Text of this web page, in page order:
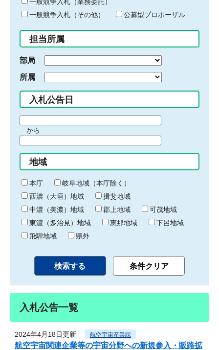
ー
ド
入
力
一般競争入札（その他）
公募型プロポーザル
担当所属
部局
所属
入札公告日
間
始
り
から
間
終
わ
り
地域
本庁
岐阜地域（本庁除く）
西濃（大垣）地域
揖斐地域
中濃（美濃）地域
郡上地域
可茂地域
東濃（多治見）地域
恵那地域
下呂地域
飛騨地域
県外
入札公告一覧
2024年4月18日更新 航空宇宙産業課
航空宇宙関連企業等の宇宙分野への新規参入・販路拡